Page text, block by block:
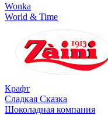
Wonka
World & Time
Крафт
Сладкая Сказка
Шоколадная компания